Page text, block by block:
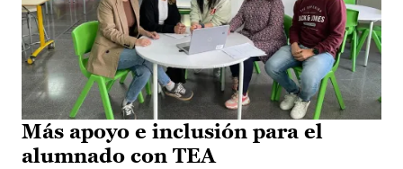
Más apoyo e inclusión para el
alumnado con TEA